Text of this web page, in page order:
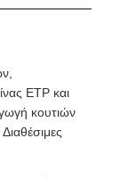
ETP και
κουτιών